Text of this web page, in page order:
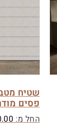
שטיח
פסים
החל מ: